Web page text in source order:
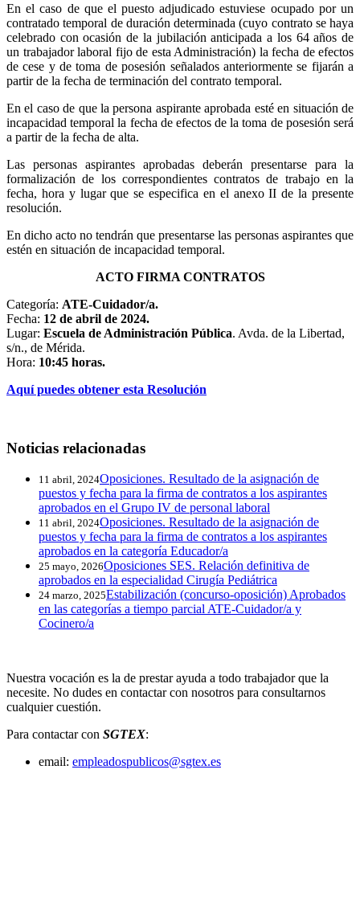
En el caso de que el puesto adjudicado estuviese ocupado por un
contratado temporal de duración determinada (cuyo contrato se haya
celebrado con ocasión de la jubilación anticipada a los 64 años de
un trabajador laboral fijo de esta Administración) la fecha de efectos
de cese y de toma de posesión señalados anteriormente se fijarán a
partir de la fecha de terminación del contrato temporal.
En el caso de que la persona aspirante aprobada esté en situación de
incapacidad temporal la fecha de efectos de la toma de posesión será
a partir de la fecha de alta.
Las personas aspirantes aprobadas deberán presentarse para la
formalización de los correspondientes contratos de trabajo en la
fecha, hora y lugar que se especifica en el anexo II de la presente
resolución.
En dicho acto no tendrán que presentarse las personas aspirantes que
estén en situación de incapacidad temporal.
ACTO FIRMA CONTRATOS
Categoría: ATE-Cuidador/a.
Fecha: 12 de abril de 2024.
Lugar: Escuela de Administración Pública. Avda. de la Libertad,
s/n., de Mérida.
Hora: 10:45 horas.
Aquí puedes obtener esta Resolución
Noticias relacionadas
11 abril, 2024Oposiciones. Resultado de la asignación de
puestos y fecha para la firma de contratos a los aspirantes
aprobados en el Grupo IV de personal laboral
11 abril, 2024Oposiciones. Resultado de la asignación de
puestos y fecha para la firma de contratos a los aspirantes
aprobados en la categoría Educador/a
25 mayo, 2026Oposiciones SES. Relación definitiva de
aprobados en la especialidad Cirugía Pediátrica
24 marzo, 2025Estabilización (concurso-oposición) Aprobados
en las categorías a tiempo parcial ATE-Cuidador/a y
Cocinero/a
Nuestra vocación es la de prestar ayuda a todo trabajador que la
necesite. No dudes en contactar con nosotros para consultarnos
cualquier cuestión.
Para contactar con SGTEX:
email: empleadospublicos@sgtex.es